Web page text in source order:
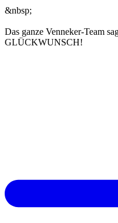
&nbsp;
Das ganze Venneker-Team
GLÜCKWUNSCH!